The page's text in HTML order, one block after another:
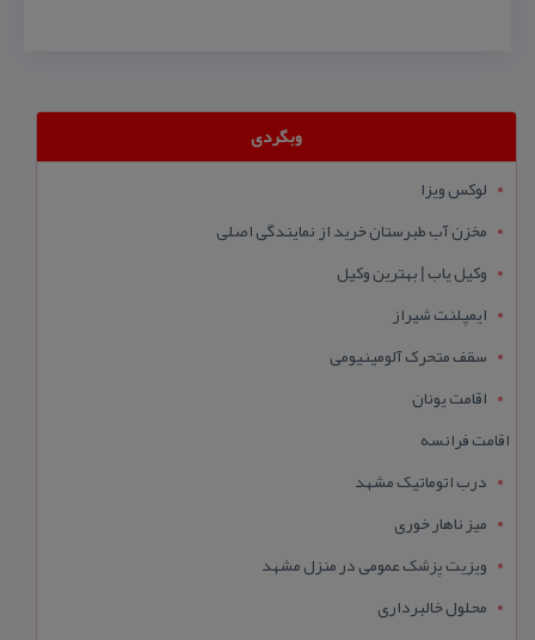
وبگردی
لوکس ویزا
مخزن آب طبرستان خرید از نمایندگی اصلی
وکیل یاب | بهترین وکیل
ایمپلنت شیراز
سقف متحرک آلومینیومی
اقامت یونان
اقامت فرانسه
درب اتوماتیک مشهد
میز ناهار خوری
ویزیت پزشک عمومی در منزل مشهد
محلول خالبرداری